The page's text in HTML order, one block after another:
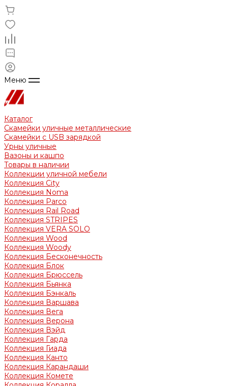
Меню
Каталог
Скамейки уличные металлические
Скамейки с USB зарядкой
Урны уличные
Вазоны и кашпо
Товары в наличии
Коллекции уличной мебели
Коллекция City
Коллекция Noma
Коллекция Parco
Коллекция Rail Road
Коллекция STRIPES
Коллекция VERA SOLO
Коллекция Wood
Коллекция Woody
Коллекция Бесконечность
Коллекция Блок
Коллекция Брюссель
Коллекция Бьянка
Коллекция Бэнкаль
Коллекция Варшава
Коллекция Вега
Коллекция Верона
Коллекция Вэйд
Коллекция Гарда
Коллекция Гиада
Коллекция Канто
Коллекция Карандаши
Коллекция Комете